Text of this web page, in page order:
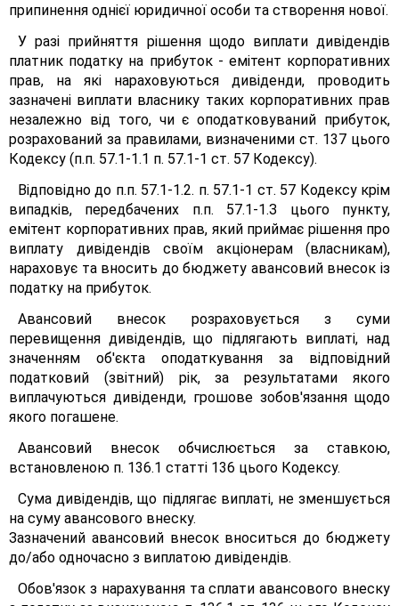
припинення однієї юридичної особи та створення нової.
У разі прийняття рішення щодо виплати дивідендів
платник податку на прибуток - емітент корпоративних
прав, на які нараховуються дивіденди, проводить
зазначені виплати власнику таких корпоративних прав
незалежно від того, чи є оподатковуваний прибуток,
розрахований за правилами, визначеними ст. 137 цього
Кодексу (п.п. 57.1-1.1 п. 57.1-1 ст. 57 Кодексу).
Відповідно до п.п. 57.1-1.2. п. 57.1-1 ст. 57 Кодексу крім
випадків, передбачених п.п. 57.1-1.З цього пункту,
емітент корпоративних прав, який приймає рішення про
виплату дивідендів своїм акціонерам (власникам),
нараховує та вносить до бюджету авансовий внесок із
податку на прибуток.
Авансовий внесок розраховується з суми
перевищення дивідендів, що підлягають виплаті, над
значенням об'єкта оподаткування за відповідний
податковий (звітний) рік, за результатами якого
виплачуються дивіденди, грошове зобов'язання щодо
якого погашене.
Авансовий внесок обчислюється за ставкою,
встановленою п. 136.1 статті 136 цього Кодексу.
Сума дивідендів, що підлягає виплаті, не зменшується
на суму авансового внеску.
Зазначений авансовий внесок вноситься до бюджету
до/або одночасно з виплатою дивідендів.
Обов'язок з нарахування та сплати авансового внеску